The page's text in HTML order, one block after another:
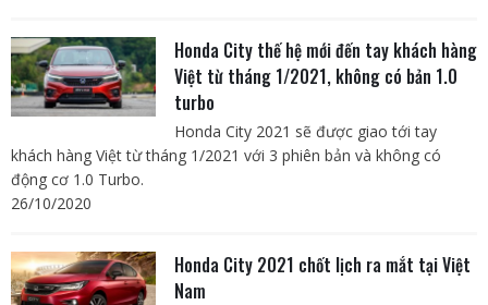
Honda City thế hệ mới đến tay khách hàng
Việt từ tháng 1/2021, không có bản 1.0
turbo
Honda City 2021 sẽ được giao tới tay
khách hàng Việt từ tháng 1/2021 với 3 phiên bản và không có
động cơ 1.0 Turbo.
26/10/2020
Honda City 2021 chốt lịch ra mắt tại Việt
Nam